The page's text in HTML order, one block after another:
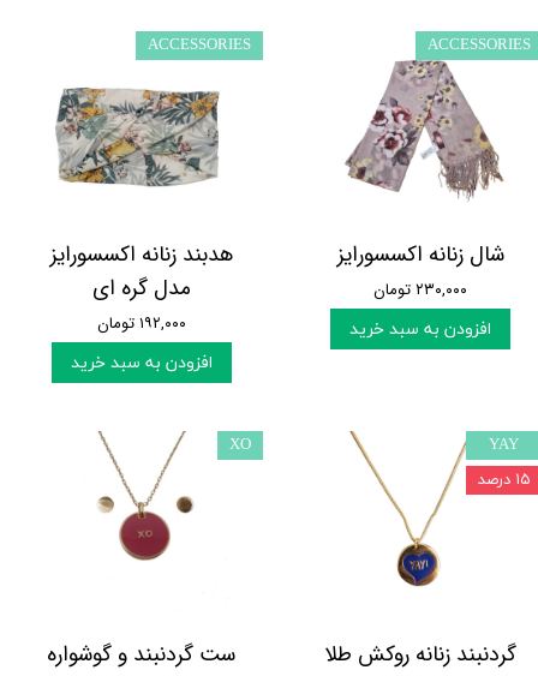
شال زنانه اکسسورایز
۲۳۰,۰۰۰ تومان
افزودن به سبد خرید
ACCESSORIES
هدبند زنانه اکسسورایز
مدل گره ای
۱۹۲,۰۰۰ تومان
افزودن به سبد خرید
ACCESSORIES
گردنبند زنانه روکش طلا
YAY
۱۵ درصد
ست گردنبند و گوشواره
XO